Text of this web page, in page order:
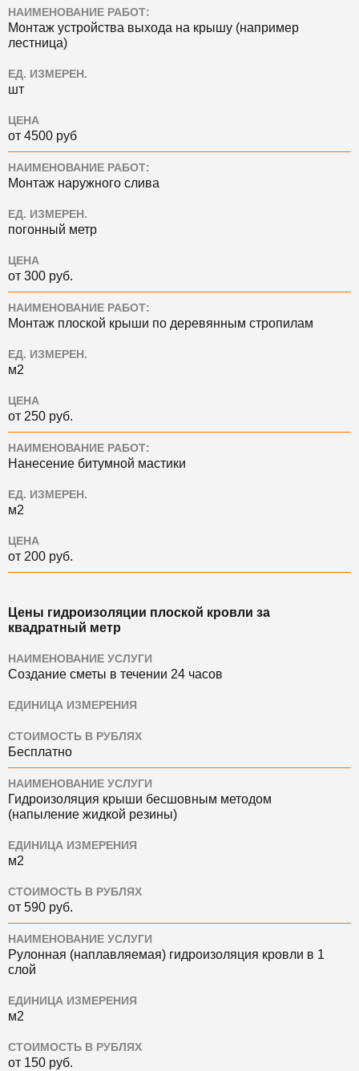
НАИМЕНОВАНИЕ РАБОТ:
Монтаж устройства выхода на крышу (например
лестница)
ЕД. ИЗМЕРЕН.
шт
ЦЕНА
от 4500 руб
НАИМЕНОВАНИЕ РАБОТ:
Монтаж наружного слива
ЕД. ИЗМЕРЕН.
погонный метр
ЦЕНА
от 300 руб.
НАИМЕНОВАНИЕ РАБОТ:
Монтаж плоской крыши по деревянным стропилам
ЕД. ИЗМЕРЕН.
м2
ЦЕНА
от 250 руб.
НАИМЕНОВАНИЕ РАБОТ:
Нанесение битумной мастики
ЕД. ИЗМЕРЕН.
м2
ЦЕНА
от 200 руб.
Цены гидроизоляции плоской кровли за
квадратный метр
НАИМЕНОВАНИЕ УСЛУГИ
Создание сметы в течении 24 часов
ЕДИНИЦА ИЗМЕРЕНИЯ
СТОИМОСТЬ В РУБЛЯХ
Бесплатно
НАИМЕНОВАНИЕ УСЛУГИ
Гидроизоляция крыши бесшовным методом
(напыление жидкой резины)
ЕДИНИЦА ИЗМЕРЕНИЯ
м2
СТОИМОСТЬ В РУБЛЯХ
от 590 руб.
НАИМЕНОВАНИЕ УСЛУГИ
Рулонная (наплавляемая) гидроизоляция кровли в 1
слой
ЕДИНИЦА ИЗМЕРЕНИЯ
м2
СТОИМОСТЬ В РУБЛЯХ
от 150 руб.